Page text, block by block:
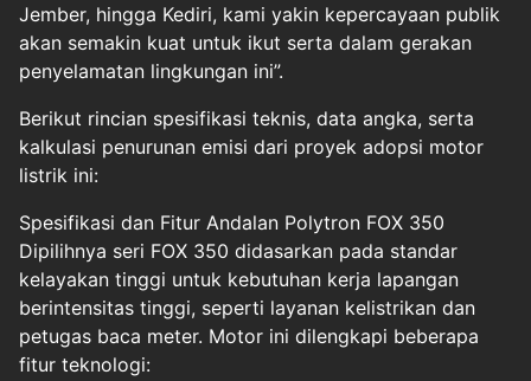
Jember, hingga Kediri, kami yakin kepercayaan publik
akan semakin kuat untuk ikut serta dalam gerakan
penyelamatan lingkungan ini”.
Berikut rincian spesifikasi teknis, data angka, serta
kalkulasi penurunan emisi dari proyek adopsi motor
listrik ini:
Spesifikasi dan Fitur Andalan Polytron FOX 350
Dipilihnya seri FOX 350 didasarkan pada standar
kelayakan tinggi untuk kebutuhan kerja lapangan
berintensitas tinggi, seperti layanan kelistrikan dan
petugas baca meter. Motor ini dilengkapi beberapa
fitur teknologi: